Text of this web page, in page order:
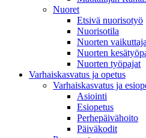
Nuoret
Etsivä nuorisotyö
Nuorisotila
Nuorten
Nuorten
Nuorten työpajat
Varhaiskasvatus ja opetus
Varhaiskasvatus ja
Asiointi
Esiopetus
Perhepäivähoito
Päiväkodit